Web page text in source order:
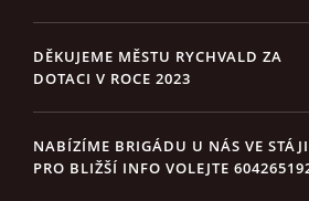
DĚKUJEME MĚSTU RYCHVALD ZA
DOTACI V ROCE 2023
NABÍZÍME BRIGÁDU U NÁS VE
PRO BLIŽŠÍ INFO VOLEJTE